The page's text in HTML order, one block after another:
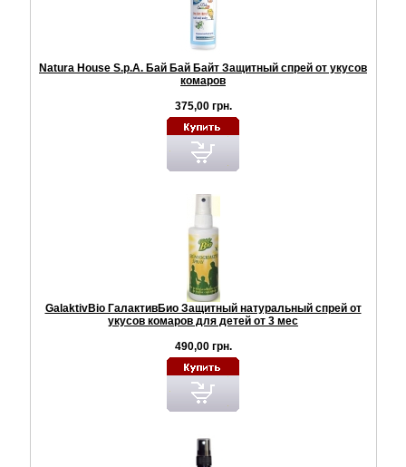
Natura House S.p.A. Бай Бай Байт Защитный спрей от укусов
комаров
375,00 грн.
GalaktivBio ГалактивБио Защитный натуральный спрей от
укусов комаров для детей от 3 мес
490,00 грн.